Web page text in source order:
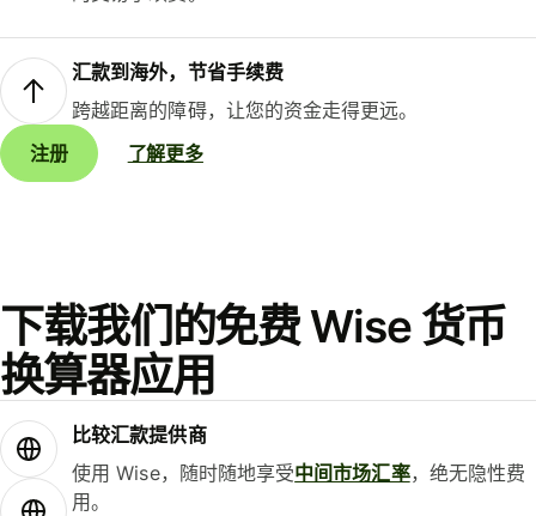
汇款到海外，节省手续费
跨越距离的障碍，让您的资金走得更远。
注册
了解更多
下载我们的免费 Wise 货币
换算器应用
比较汇款提供商
使用 Wise，随时随地享受中间市场汇率，绝无隐性费
用。